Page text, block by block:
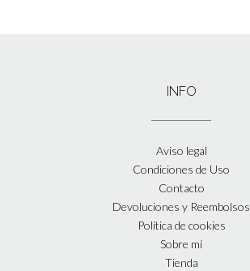
INFO
Aviso legal
Condiciones de Uso
Contacto
Devoluciones y Reembolsos
Política de cookies
Sobre mí
Tienda